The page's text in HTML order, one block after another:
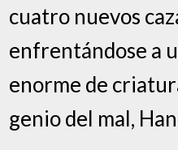
cuatro nuevos
enfrentándose a
enorme de
genio del mal,